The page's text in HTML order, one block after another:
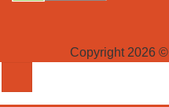
Copyright 2026 ©